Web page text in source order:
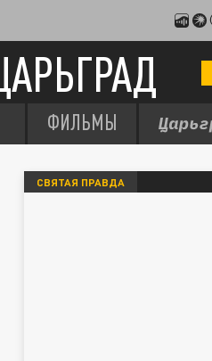
ФИЛЬМЫ
СВЯТАЯ ПРАВДА